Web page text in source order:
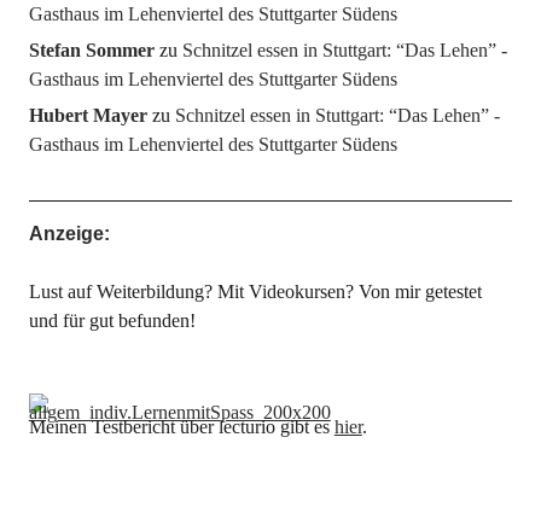
Gasthaus im Lehenviertel des Stuttgarter Südens
Stefan Sommerzu Schnitzel essen in Stuttgart: “Das Lehen” -
Gasthaus im Lehenviertel des Stuttgarter Südens
Hubert Mayerzu Schnitzel essen in Stuttgart: “Das Lehen” -
Gasthaus im Lehenviertel des Stuttgarter Südens
Anzeige:
Lust auf Weiterbildung? Mit Videokursen? Von mir getestet
und für gut befunden!
Meinen Testbericht über lecturio gibt eshier.